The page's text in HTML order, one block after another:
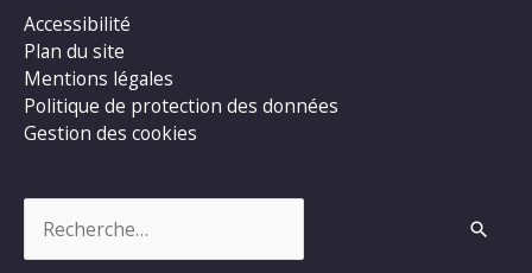
Accessibilité
Plan du site
Mentions légales
Politique de protection des données
Gestion des cookies